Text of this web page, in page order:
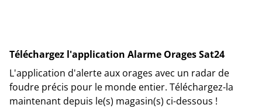
Téléchargez l'application Alarme Orages Sat24
L'application d'alerte aux orages avec un radar de
foudre précis pour le monde entier. Téléchargez-la
maintenant depuis le(s) magasin(s) ci-dessous !